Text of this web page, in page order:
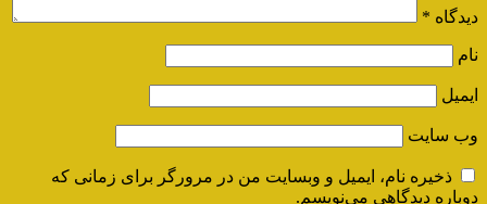
دیدگاه *
نام
ایمیل
وب‌ سایت
ذخیره نام، ایمیل و وبسایت من در مرورگر برای زمانی که
دوباره دیدگاهی می‌نویسم.